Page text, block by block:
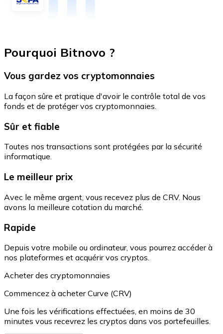
Pourquoi Bitnovo ?
Vous gardez vos cryptomonnaies
La façon sûre et pratique d'avoir le contrôle total de vos
fonds et de protéger vos cryptomonnaies.
Sûr et fiable
Toutes nos transactions sont protégées par la sécurité
informatique.
Le meilleur prix
Avec le même argent, vous recevez plus de CRV. Nous
avons la meilleure cotation du marché.
Rapide
Depuis votre mobile ou ordinateur, vous pourrez accéder à
nos plateformes et acquérir vos cryptos.
Acheter des cryptomonnaies
Commencez à acheter Curve (CRV)
Une fois les vérifications effectuées, en moins de 30
minutes vous recevrez les cryptos dans vos portefeuilles.